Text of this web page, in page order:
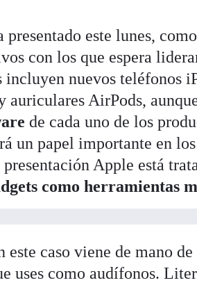
este lunes,
con los que espera
incluyen nuevos teléfonos
AirPods,
de cada uno de los
un papel importante en los
Apple está
como herramientas
caso viene de mano
uses como audífonos.